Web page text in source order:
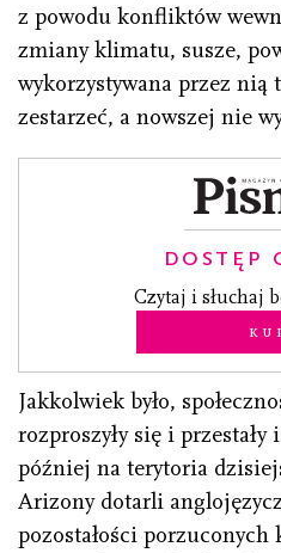
z powodu konfliktów
zmiany klimatu, susze,
wykorzystywana przez nią
zestarzeć, a nowszej nie
DOSTĘP
Czytaj i słuchaj
Jakkolwiek było,
rozproszyły się i
później na terytoria
Arizony dotarli
pozostałości porzuconych